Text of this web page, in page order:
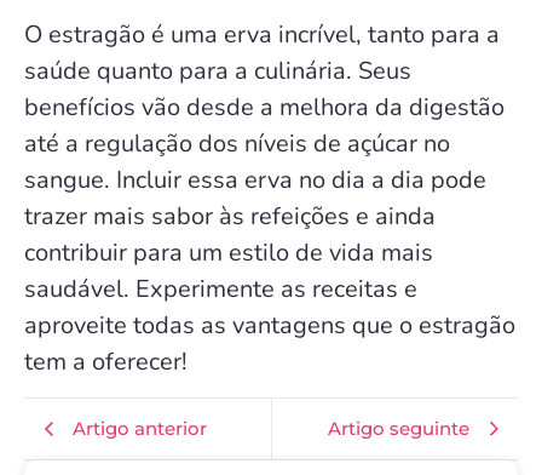
O estragão é uma erva incrível, tanto para a
saúde quanto para a culinária. Seus
benefícios vão desde a melhora da digestão
até a regulação dos níveis de açúcar no
sangue. Incluir essa erva no dia a dia pode
trazer mais sabor às refeições e ainda
contribuir para um estilo de vida mais
saudável. Experimente as receitas e
aproveite todas as vantagens que o estragão
tem a oferecer!
Artigo anterior Artigo seguinte